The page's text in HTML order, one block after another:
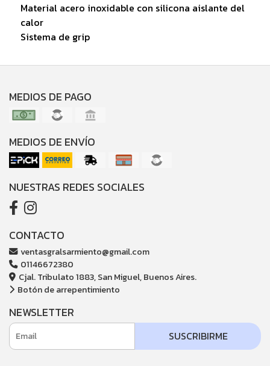
Material acero inoxidable con silicona aislante del
calor
Sistema de grip
MEDIOS DE PAGO
MEDIOS DE ENVÍO
NUESTRAS REDES SOCIALES
CONTACTO
ventasgralsarmiento@gmail.com
01146672380
Cjal. Tribulato 1883, San Miguel, Buenos Aires.
Botón de arrepentimiento
NEWSLETTER
SUSCRIBIRME